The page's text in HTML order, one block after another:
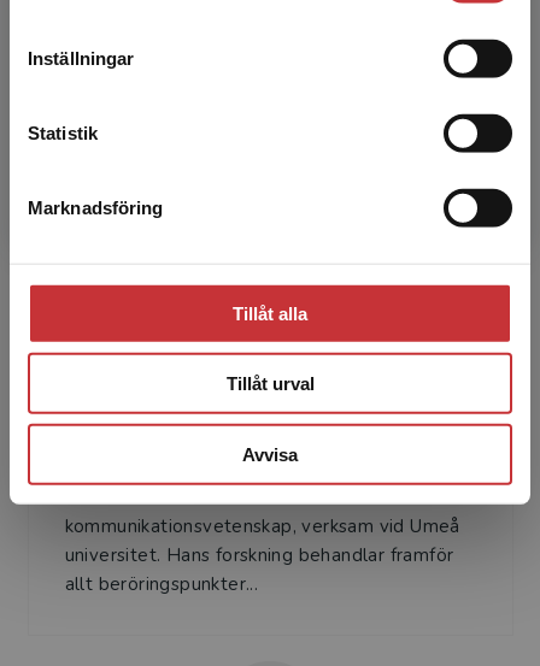
Inställningar
Statistik
Marknadsföring
Tillåt alla
Tillåt urval
Avvisa
Fredrik Mohammadi Norén
Fredrik Mohammadi Norén är doktor i medie-
och kommunikationsvetenskap och är verksam
forskning kretsar kring ...
André Baltz är doktorand i medie- och
kommunikationsvetenskap, verksam vid Umeå
universitet. Hans forskning behandlar framför
allt beröringspunkter...